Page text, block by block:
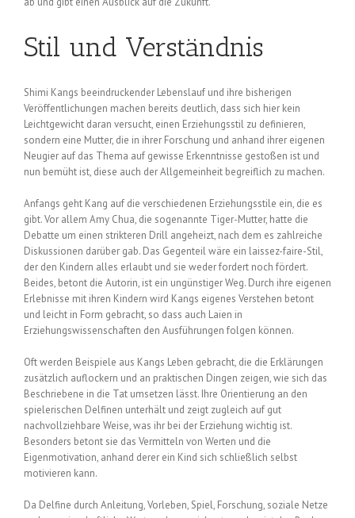
Stil und Verständnis
Shimi Kangs beeindruckender Lebenslauf und ihre bisherigen
Veröffentlichungen machen bereits deutlich, dass sich hier kein
Leichtgewicht daran versucht, einen Erziehungsstil zu definieren,
sondern eine Mutter, die in ihrer Forschung und anhand ihrer eigenen
Neugier auf das Thema auf gewisse Erkenntnisse gestoßen ist und
nun bemüht ist, diese auch der Allgemeinheit begreiflich zu machen.
Anfangs geht Kang auf die verschiedenen Erziehungsstile ein, die es
gibt. Vor allem Amy Chua, die sogenannte Tiger-Mutter, hatte die
Debatte um einen strikteren Drill angeheizt, nach dem es zahlreiche
Diskussionen darüber gab. Das Gegenteil wäre ein laissez-faire-Stil,
der den Kindern alles erlaubt und sie weder fordert noch fördert.
Beides, betont die Autorin, ist ein ungünstiger Weg. Durch ihre eigenen
Erlebnisse mit ihren Kindern wird Kangs eigenes Verstehen betont
und leicht in Form gebracht, so dass auch Laien in
Erziehungswissenschaften den Ausführungen folgen können.
Oft werden Beispiele aus Kangs Leben gebracht, die die Erklärungen
zusätzlich auflockern und an praktischen Dingen zeigen, wie sich das
Beschriebene in die Tat umsetzen lässt. Ihre Orientierung an den
spielerischen Delfinen unterhält und zeigt zugleich auf gut
nachvollziehbare Weise, was ihr bei der Erziehung wichtig ist.
Besonders betont sie das Vermitteln von Werten und die
Eigenmotivation, anhand derer ein Kind sich schließlich selbst
motivieren kann.
Da Delfine durch Anleitung, Vorleben, Spiel, Forschung, soziale Netze